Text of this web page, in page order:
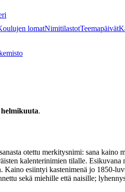
lomatNimitilastotTeemapäivät
helmikuuta.
otettu merkitysnimi: sana kaino
kalenterinimien tilalle.
esiintyi kastenimenä jo 1850-
sekä miehille että naisille;